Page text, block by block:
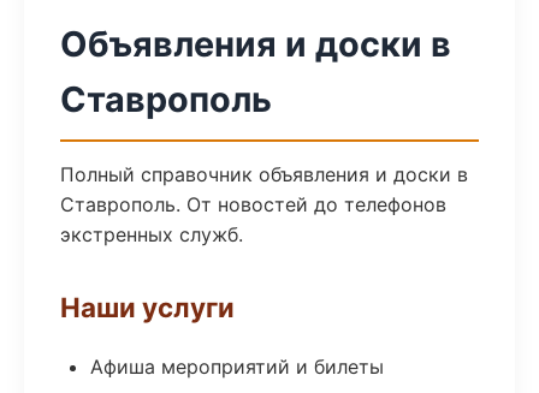
Объявления и доски в
Ставрополь
Полный справочник объявления и доски в
Ставрополь. От новостей до телефонов
экстренных служб.
Наши услуги
Афиша мероприятий и билеты